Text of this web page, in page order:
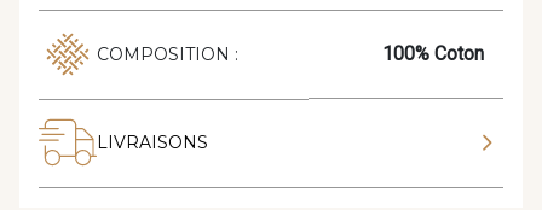
COMPOSITION : 100% Coton
LIVRAISONS